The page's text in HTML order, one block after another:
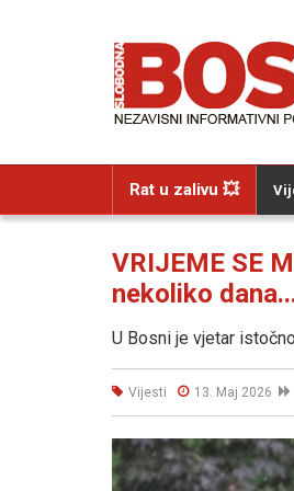
Rat u zalivu 💥
VRIJEME SE
nekoliko
U Bosni je vjetar
Vijesti 13. Maj 2026